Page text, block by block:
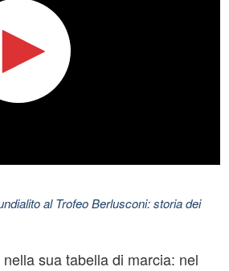
al Trofeo Berlusconi: storia dei
sua tabella di marcia: nel